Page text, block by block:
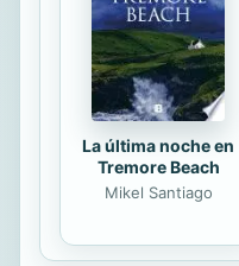
La última noche en
Tremore Beach
Mikel Santiago